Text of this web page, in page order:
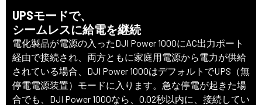
UPSモードで、
シームレスに給電を継続
電化製品が電源の入ったDJI Power 1000にAC出力ポート
経由で接続され、両方ともに家庭用電源から電力が供給
されている場合、DJI Power 1000はデフォルトでUPS（無
停電電源装置）モードに入ります。急な停電が起きた場
合でも、DJI Power 1000なら、0.02秒以内に、接続してい